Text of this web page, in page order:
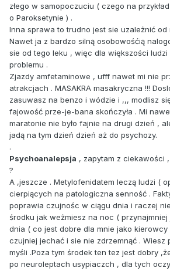
złego w samopoczuciu ( czego na
o Paroksetynie ) .
Inna sprawa to trudno jest sie uzależnić od
Nawet ja z bardzo silną osobowośćią
sie od tego leku , więc dla większości
problemu .
Zjazdy amfetaminowe , ufff nawet mi nie
atrakcjach . MASAKRA masakryczna !!!
zasuwasz na benzo i wódzie i ,,, modlisz
fajowość prze-je-bana skończyła . Mi
maratonie nie było fajnie na drugi dzień ,
jadą na tym dzień dzień aż do psychozy.
.
Psychoanalepsja , zapytam z ciekawości
?
A ,jeszcze . Metylofenidatem leczą ludzi (
cierpiących na patologiczna senność .
poprawia czujnośc w ciągu dnia i raczej
środku jak weżmiesz na noc (
dnia ( co jest dobre dla mnie jako
czujniej jechać i sie nie zdrzemnąć . Wiesz
myśli .Poza tym środek ten tez jest dobry
po neuroleptach usypiaczch , dla tych